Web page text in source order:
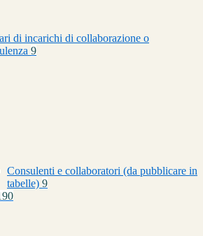
di incarichi di collaborazione o
9
Consulenti e collaboratori (da pubblicare in
tabelle) 9